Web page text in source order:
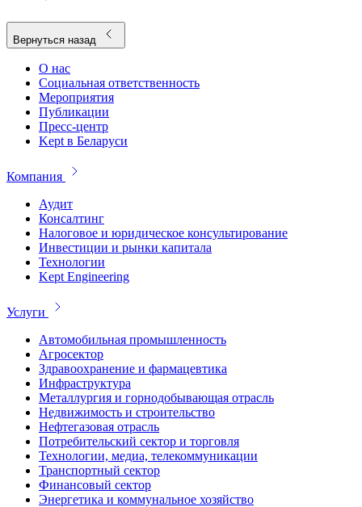
Вернуться назад
О нас
Социальная ответственность
Мероприятия
Публикации
Пресс-центр
Kept в Беларуси
Компания
Аудит
Консалтинг
Налоговое и юридическое консультирование
Инвестиции и рынки капитала
Технологии
Kept Engineering
Услуги
Автомобильная промышленность
Агросектор
Здравоохранение и фармацевтика
Инфраструктура
Металлургия и горнодобывающая отрасль
Недвижимость и строительство
Нефтегазовая отрасль
Потребительский сектор и торговля
Технологии, медиа, телекоммуникации
Транспортный сектор
Финансовый сектор
Энергетика и коммунальное хозяйство